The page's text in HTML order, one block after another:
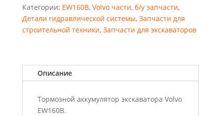
Категории: EW160B, Volvo части, б/у запчасти,
Детали гидравлической системы, Запчасти для
строительной техники, Запчасти для экскаваторов
Описание
Тормозной аккумулятор экскаватора Volvo
EW160B.